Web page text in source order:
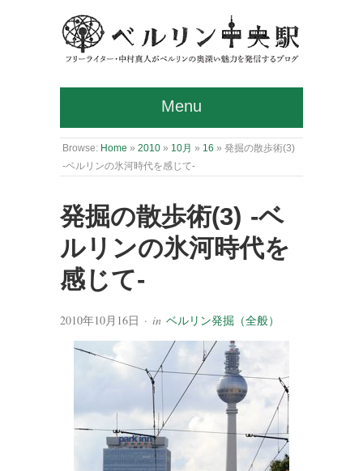
Menu
Browse: Home » 2010 » 10月 » 16 » 発掘の散歩術(3)
-ベルリンの氷河時代を感じて-
発掘の散歩術(3) -ベ
ルリンの氷河時代を
感じて-
2010年10月16日 · in ベルリン発掘（全般）